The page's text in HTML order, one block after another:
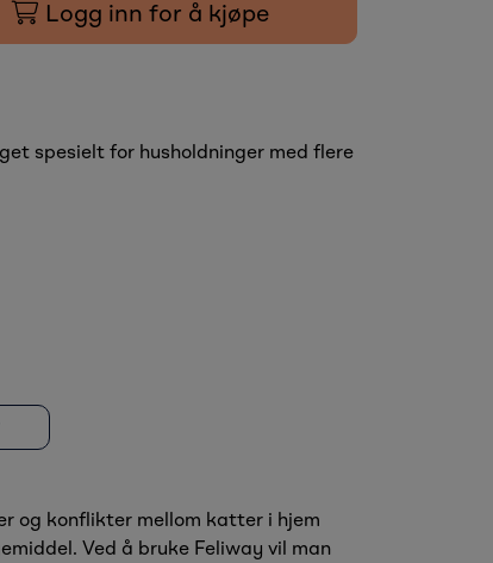
Logg inn for å kjøpe
spesielt for husholdninger med flere
og konflikter mellom katter i hjem
Ved å bruke Feliway vil man